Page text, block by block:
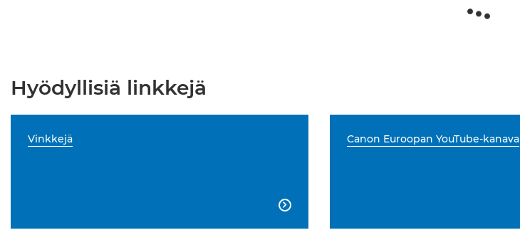
Hyödyllisiä linkkejä
Vinkkejä

Canon Euroopan YouTube-kanava